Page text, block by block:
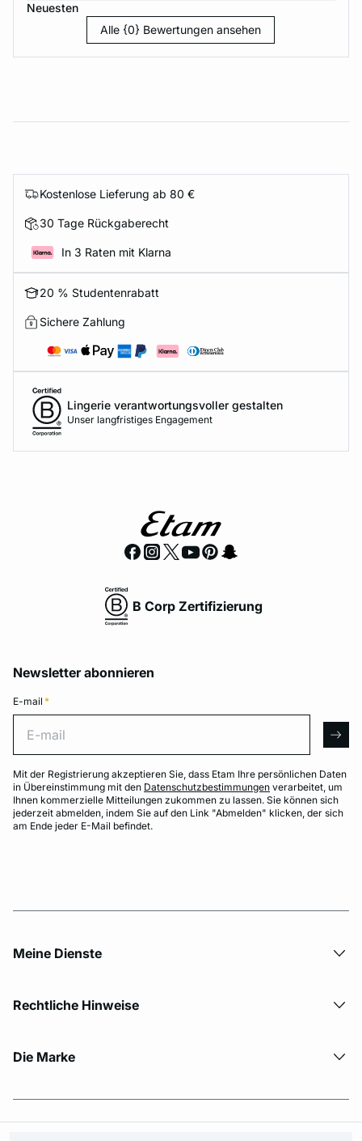
Neuesten
Alle {0} Bewertungen ansehen
Kostenlose Lieferung ab 80 €
30 Tage Rückgaberecht
In 3 Raten mit Klarna
20 % Studentenrabatt
Sichere Zahlung
Lingerie verantwortungsvoller gestalten
Unser langfristiges Engagement
B Corp Zertifizierung
Newsletter abonnieren
E-mail *
Mit der Registrierung akzeptieren Sie, dass Etam Ihre persönlichen Daten
in Übereinstimmung mit den Datenschutzbestimmungen verarbeitet, um
Ihnen kommerzielle Mitteilungen zukommen zu lassen. Sie können sich
jederzeit abmelden, indem Sie auf den Link "Abmelden" klicken, der sich
am Ende jeder E-Mail befindet.
Meine Dienste
Rechtliche Hinweise
Die Marke